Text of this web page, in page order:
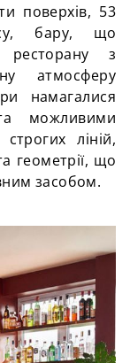
поверхів, 53
, бару, що
з
атмосферу
намагалися
можливими
ліній,
геометрії, що
засобом.